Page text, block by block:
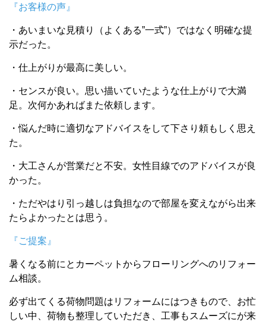
『お客様の声』
・あいまいな見積り（よくある”一式”）ではなく明確な提
示だった。
・仕上がりが最高に美しい。
・センスが良い。思い描いていたような仕上がりで大満
足。次何かあればまた依頼します。
・悩んだ時に適切なアドバイスをして下さり頼もしく思え
た。
・大工さんが営業だと不安。女性目線でのアドバイスが良
かった。
・ただやはり引っ越しは負担なので部屋を変えながら出来
たらよかったとは思う。
『ご提案』
暑くなる前にとカーペットからフローリングへのリフォー
ム相談。
必ず出てくる荷物問題はリフォームにはつきもので、お忙
しい中、荷物も整理していただき、工事もスムーズにが来